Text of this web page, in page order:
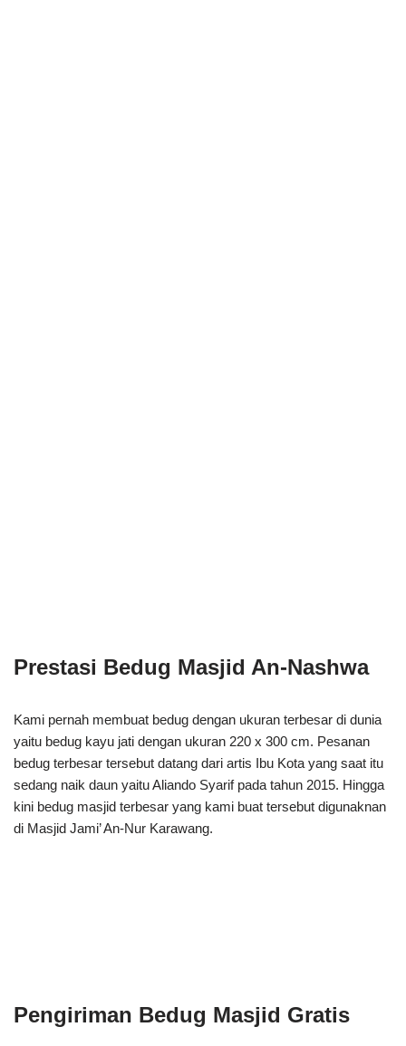
Prestasi Bedug Masjid An-Nashwa
Kami pernah membuat bedug dengan ukuran terbesar di dunia
yaitu bedug kayu jati dengan ukuran 220 x 300 cm. Pesanan
bedug terbesar tersebut datang dari artis Ibu Kota yang saat itu
sedang naik daun yaitu Aliando Syarif pada tahun 2015. Hingga
kini bedug masjid terbesar yang kami buat tersebut digunaknan
di Masjid Jami’ An-Nur Karawang.
Pengiriman Bedug Masjid Gratis